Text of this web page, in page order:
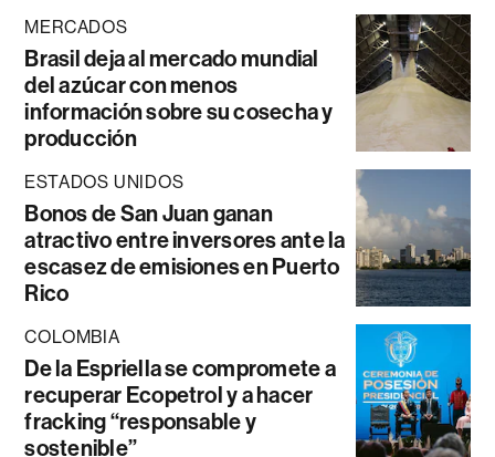
MERCADOS
Brasil deja al mercado mundial
del azúcar con menos
información sobre su cosecha y
producción
ESTADOS UNIDOS
Bonos de San Juan ganan
atractivo entre inversores ante la
escasez de emisiones en Puerto
Rico
COLOMBIA
De la Espriella se compromete a
recuperar Ecopetrol y a hacer
fracking “responsable y
sostenible”